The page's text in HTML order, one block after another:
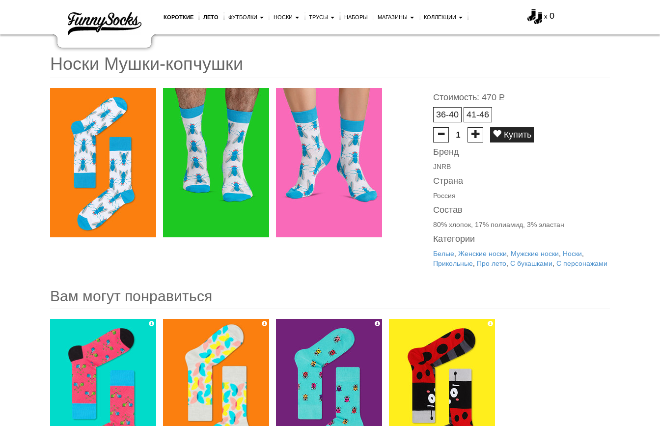
x 0
КОРОТКИЕ ЛЕТО ФУТБОЛКИ НОСКИ ТРУСЫ НАБОРЫ МАГАЗИНЫ КОЛЛЕКЦИИ
Носки Мушки-копчушки
Стоимость: 470 Р
36-40
41-46
Купить
Бренд
JNRB
Страна
Россия
Состав
80% хлопок, 17% полиамид, 3% эластан
Категории
Белые Женские носки Мужские носки Носки
Прикольные
Про лето С букашками С персонажами
Вам могут понравиться